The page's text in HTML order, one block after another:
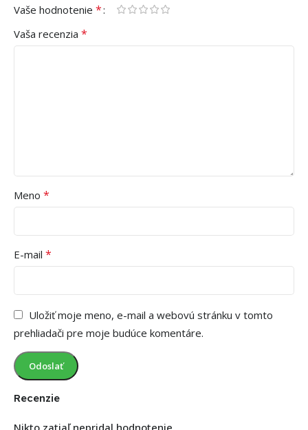
Recenzie
Nikto zatiaľ nepridal hodnotenie.
Vaše hodnotenie *
Vaša recenzia *
Meno *
E-mail *
Uložiť moje meno, e-mail a webovú stránku v tomto
prehliadači pre moje budúce komentáre.